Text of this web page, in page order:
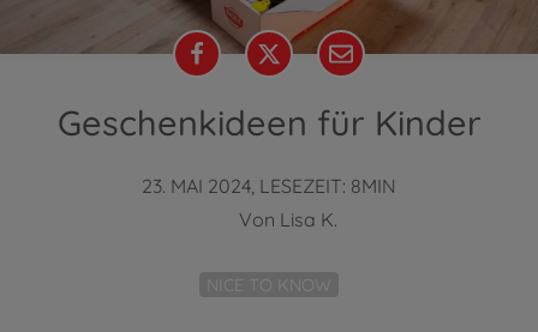
Geschenkideen für Kinder
23. MAI 2024, LESEZEIT: 8MIN
Von Lisa K.
NICE TO KNOW